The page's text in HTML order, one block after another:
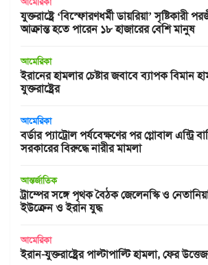
যুক্তরাষ্ট্রে ‘বিস্ফোরণধর্মী ডায়রিয়া’ সৃষ্টিকারী
আক্রান্ত হতে পারেন ১৮ হাজারের বেশি মানুষ
আমেরিকা
ইরানের হামলার চেষ্টার জবাবে ব্যাপক বিমান
যুক্তরাষ্ট্রের
আমেরিকা
বর্ডার প্যাট্রোল পর্যবেক্ষণের পর গ্লোবাল এন্ট্রি
সরকারের বিরুদ্ধে নারীর মামলা
আন্তর্জাতিক
ট্রাম্পের সঙ্গে পৃথক বৈঠক জেলেনস্কি ও
ইউক্রেন ও ইরান যুদ্ধ
আমেরিকা
ইরান-যুক্তরাষ্ট্রের পাল্টাপাল্টি হামলা, ফের